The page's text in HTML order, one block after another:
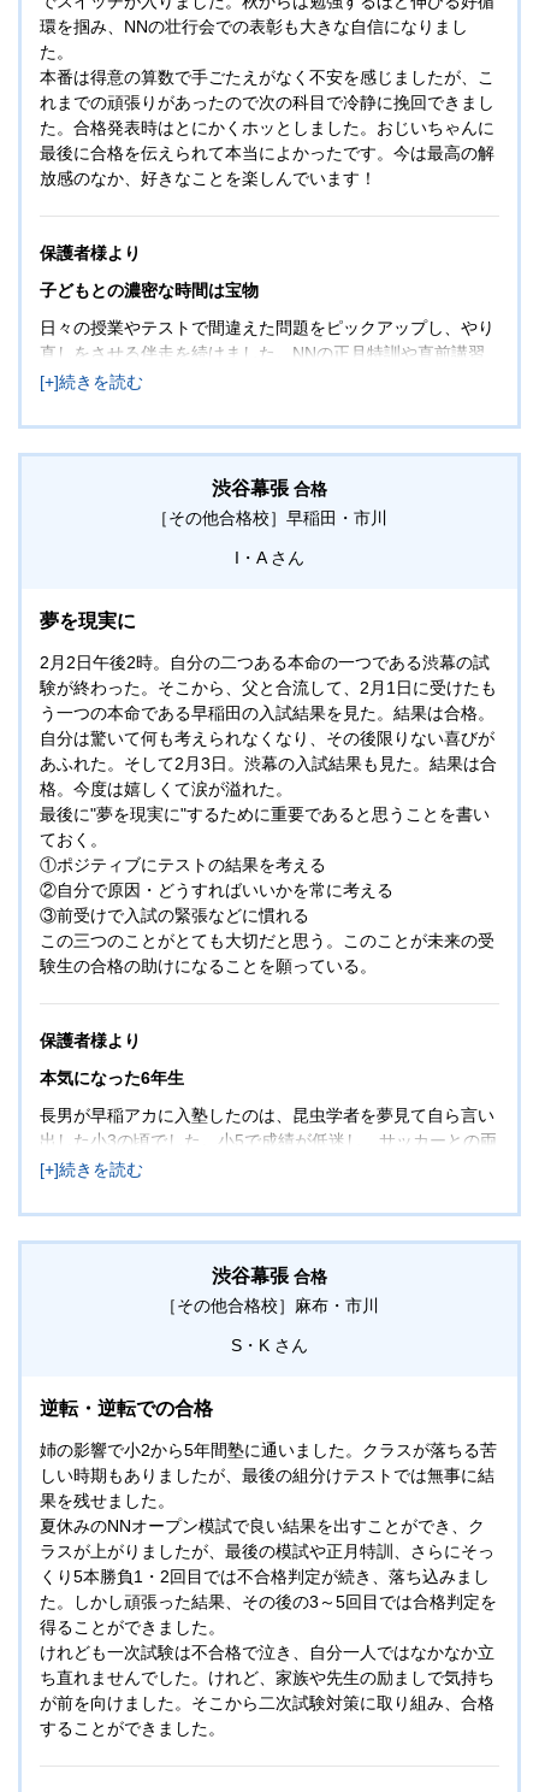
環を掴み、NNの壮行会での表彰も大きな自信になりまし
た。
本番は得意の算数で手ごたえがなく不安を感じましたが、こ
れまでの頑張りがあったので次の科目で冷静に挽回できまし
た。合格発表時はとにかくホッとしました。おじいちゃんに
最後に合格を伝えられて本当によかったです。今は最高の解
放感のなか、好きなことを楽しんでいます！
保護者様より
子どもとの濃密な時間は宝物
日々の授業やテストで間違えた問題をピックアップし、やり
直しをさせる伴走を続けました。NNの正月特訓や直前講習
まで膨大な解き直しを継続するのは親子共に大変でしたが、
という確かな自信が宿ったのを感じました。
目標を達成した喜びと同時に、親離れしていく姿に一抹の寂
しさも感じていますが、高校・大学受験では親はこれほど関
との濃密な時間は、親にとってもかけがえのない宝物になり
ました。熱意を持って最後まで本人のやる気を引き出してく
渋谷幕張 合格
［その他合格校］ 早稲田・市川
I・A
夢を現実に
2月2日午後2時。自分の二つある本命の一つである渋幕の試
験が終わった。そこから、父と合流して、2月1日に受けたも
う一つの本命である早稲田の入試結果を見た。結果は合格。
自分は驚いて何も考えられなくなり、その後限りない喜びが
あふれた。そして2月3日。渋幕の入試結果も見た。結果は合
格。今度は嬉しくて涙が溢れた。
最後に"夢を現実に"するために重要であると思うことを書い
ておく。
①ポジティブにテストの結果を考える
②自分で原因・どうすればいいかを常に考える
③前受けで入試の緊張などに慣れる
この三つのことがとても大切だと思う。このことが未来の受
験生の合格の助けになることを願っている。
保護者様より
本気になった6年生
長男が早稲アカに入塾したのは、昆虫学者を夢見て自ら言い
出した小3の頃でした。小5で成績が低迷し、サッカーとの両
立に親子で苦しみましたが、小6で友人に触発され本人が
を回して自ら分析させるよう促しました。その結果、偏差値
は10以上上昇。
​1月の不合格や過酷な連戦に親子で追い詰められた際も、子
早稲田で鍛え抜いた経験が大きな自信となり、落ち着いて早
稲田中の合格を掴み、熱望した渋幕も逆転合格。受験を通じ
渋谷幕張 合格
［その他合格校］ 麻布・市川
S・K
逆転・逆転での合格
姉の影響で小2から5年間塾に通いました。クラスが落ちる苦
しい時期もありましたが、最後の組分けテストでは無事に結
果を残せました。
夏休みのNNオープン模試で良い結果を出すことができ、ク
ラスが上がりましたが、最後の模試や正月特訓、さらにそっ
くり5本勝負1・2回目では不合格判定が続き、落ち込みまし
た。しかし頑張った結果、その後の3～5回目では合格判定を
得ることができました。
けれども一次試験は不合格で泣き、自分一人ではなかなか立
ち直れませんでした。けれど、家族や先生の励ましで気持ち
が前を向けました。そこから二次試験対策に取り組み、合格
することができました。